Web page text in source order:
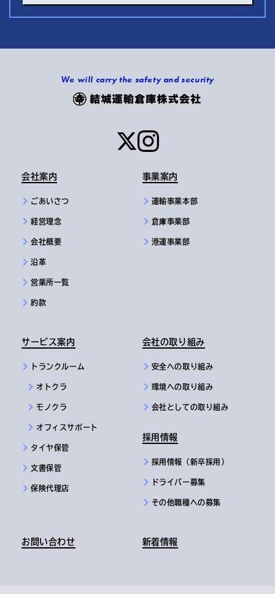
We will carry the safety and security
会社案内
ごあいさつ
経営理念
会社概要
沿革
営業所一覧
約款
事業案内
運輸事業本部
倉庫事業部
港運事業部
サービス案内
トランクルーム
オトクラ
モノクラ
オフィスサポート
タイヤ保管
文書保管
保険代理店
会社の取り組み
安全への取り組み
環境への取り組み
会社としての取り組み
採用情報
採用情報（新卒採用）
ドライバー募集
その他職種への募集
お問い合わせ 新着情報